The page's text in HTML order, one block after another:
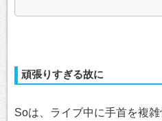
頑張りすぎる故に
Soは、ライブ中に手首を複雑